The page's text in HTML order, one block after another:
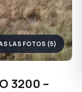
LAS FOTOS (5)
3200 –